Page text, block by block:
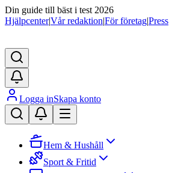
Din guide till bäst i test 2026
Hjälpcenter|Vår redaktion|För företag|Press
Logga inSkapa konto
Hem & Hushåll
Sport & Fritid